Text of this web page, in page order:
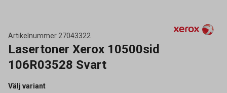
Artikelnummer 27043322
Lasertoner Xerox 10500sid
106R03528 Svart
Välj variant